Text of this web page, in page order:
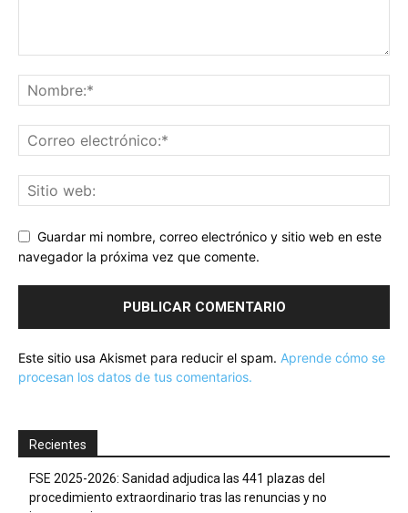
Guardar mi nombre, correo electrónico y sitio web en este
navegador la próxima vez que comente.
Este sitio usa Akismet para reducir el spam. Aprende cómo se
procesan los datos de tus comentarios.
Recientes
FSE 2025-2026: Sanidad adjudica las 441 plazas del
procedimiento extraordinario tras las renuncias y no